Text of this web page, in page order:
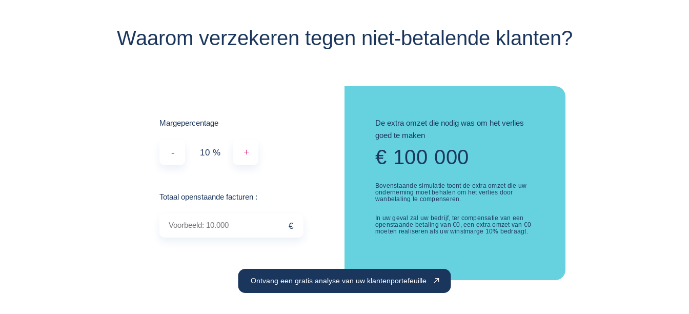
Waarom verzekeren tegen niet-betalende klanten?
Margepercentage
- % +
Totaal openstaande facturen Voorbeeld: 10.000
:
€
De extra omzet die nodig was om het verlies
goed te maken
€ 100 000
Bovenstaande simulatie toont de extra omzet die uw
onderneming moet behalen om het verlies door
wanbetaling te compenseren.
In uw geval zal uw bedrijf, ter compensatie van een
openstaande betaling van €0, een extra omzet van €0
moeten realiseren als uw winstmarge 10% bedraagt.
Ontvang een gratis analyse van uw klantenportefeuille